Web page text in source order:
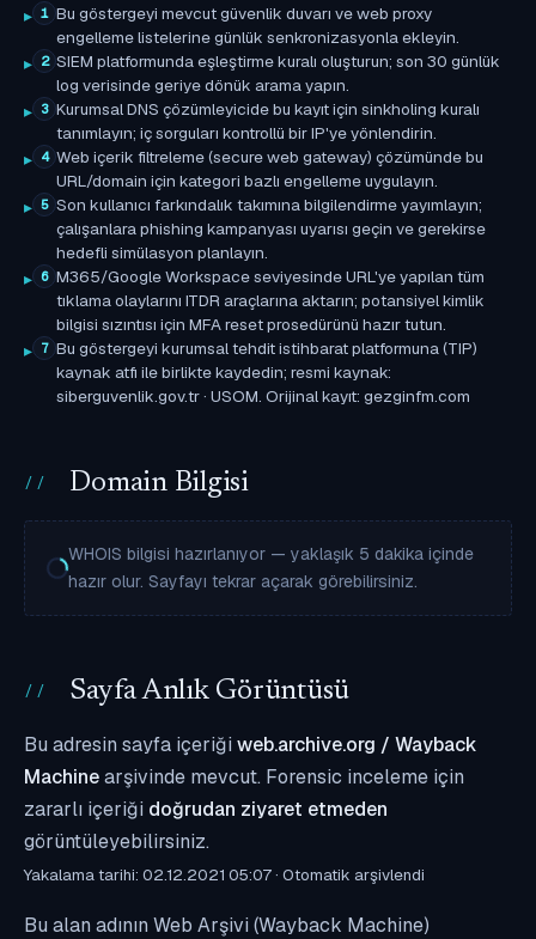
1 Bu göstergeyi mevcut güvenlik duvarı ve web proxy
engelleme listelerine günlük senkronizasyonla ekleyin.
2 SIEM platformunda eşleştirme kuralı oluşturun; son 30 günlük
log verisinde geriye dönük arama yapın.
3 Kurumsal DNS çözümleyicide bu kayıt için sinkholing kuralı
tanımlayın; iç sorguları kontrollü bir IP'ye yönlendirin.
4 Web içerik filtreleme (secure web gateway) çözümünde bu
URL/domain için kategori bazlı engelleme uygulayın.
5 Son kullanıcı farkındalık takımına bilgilendirme yayımlayın;
çalışanlara phishing kampanyası uyarısı geçin ve gerekirse
hedefli simülasyon planlayın.
6 M365/Google Workspace seviyesinde URL'ye yapılan tüm
tıklama olaylarını ITDR araçlarına aktarın; potansiyel kimlik
bilgisi sızıntısı için MFA reset prosedürünü hazır tutun.
7 Bu göstergeyi kurumsal tehdit istihbarat platformuna (TIP)
kaynak atfı ile birlikte kaydedin; resmi kaynak:
siberguvenlik.gov.tr · USOM. Orijinal kayıt: gezginfm.com
Domain Bilgisi
WHOIS bilgisi hazırlanıyor — yaklaşık 5 dakika içinde
hazır olur. Sayfayı tekrar açarak görebilirsiniz.
Sayfa Anlık Görüntüsü
Bu adresin sayfa içeriği web.archive.org / Wayback
Machinearşivinde mevcut. Forensic inceleme için
zararlı içeriği doğrudan ziyaret etmeden
görüntüleyebilirsiniz.
Yakalama tarihi: 02.12.2021 05:07 · Otomatik arşivlendi
Bu alan adının Web Arşivi (Wayback Machine)